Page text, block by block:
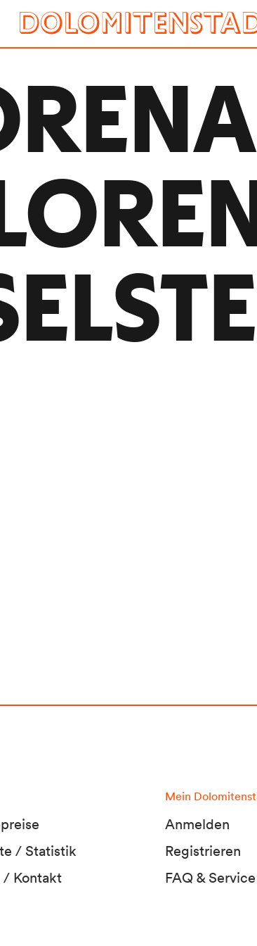
/ Statistik
/ Kontakt
Mein
Anmelden
Registrieren
FAQ & Service